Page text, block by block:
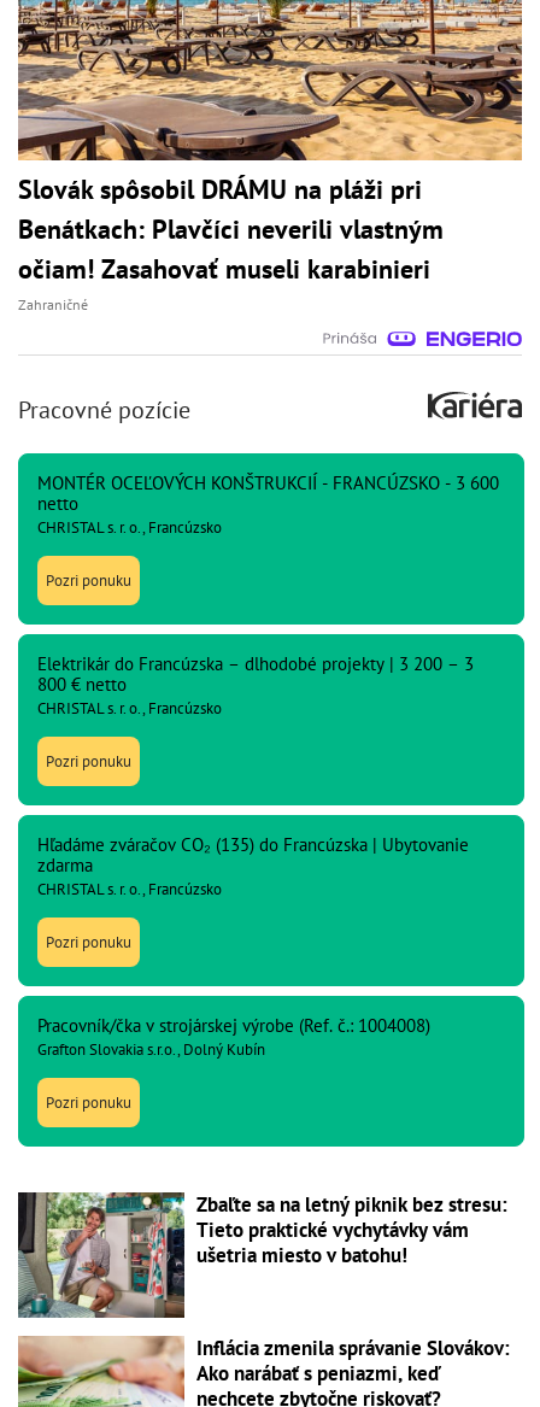
Slovák spôsobil DRÁMU na pláži pri
Benátkach: Plavčíci neverili vlastným
očiam! Zasahovať museli karabinieri
Zahraničné
Pracovné pozície
MONTÉR OCEĽOVÝCH KONŠTRUKCIÍ - FRANCÚZSKO - 3 600
netto
CHRISTAL s. r. o., Francúzsko
Pozri ponuku
Elektrikár do Francúzska – dlhodobé projekty | 3 200 – 3
800 € netto
CHRISTAL s. r. o., Francúzsko
Pozri ponuku
Hľadáme zváračov CO₂ (135) do Francúzska | Ubytovanie
zdarma
CHRISTAL s. r. o., Francúzsko
Pozri ponuku
Pracovník/čka v strojárskej výrobe (Ref. č.: 1004008)
Grafton Slovakia s.r.o., Dolný Kubín
Pozri ponuku
Zbaľte sa na letný piknik bez stresu:
Tieto praktické vychytávky vám
ušetria miesto v batohu!
Inflácia zmenila správanie Slovákov:
Ako narábať s peniazmi, keď
nechcete zbytočne riskovať?